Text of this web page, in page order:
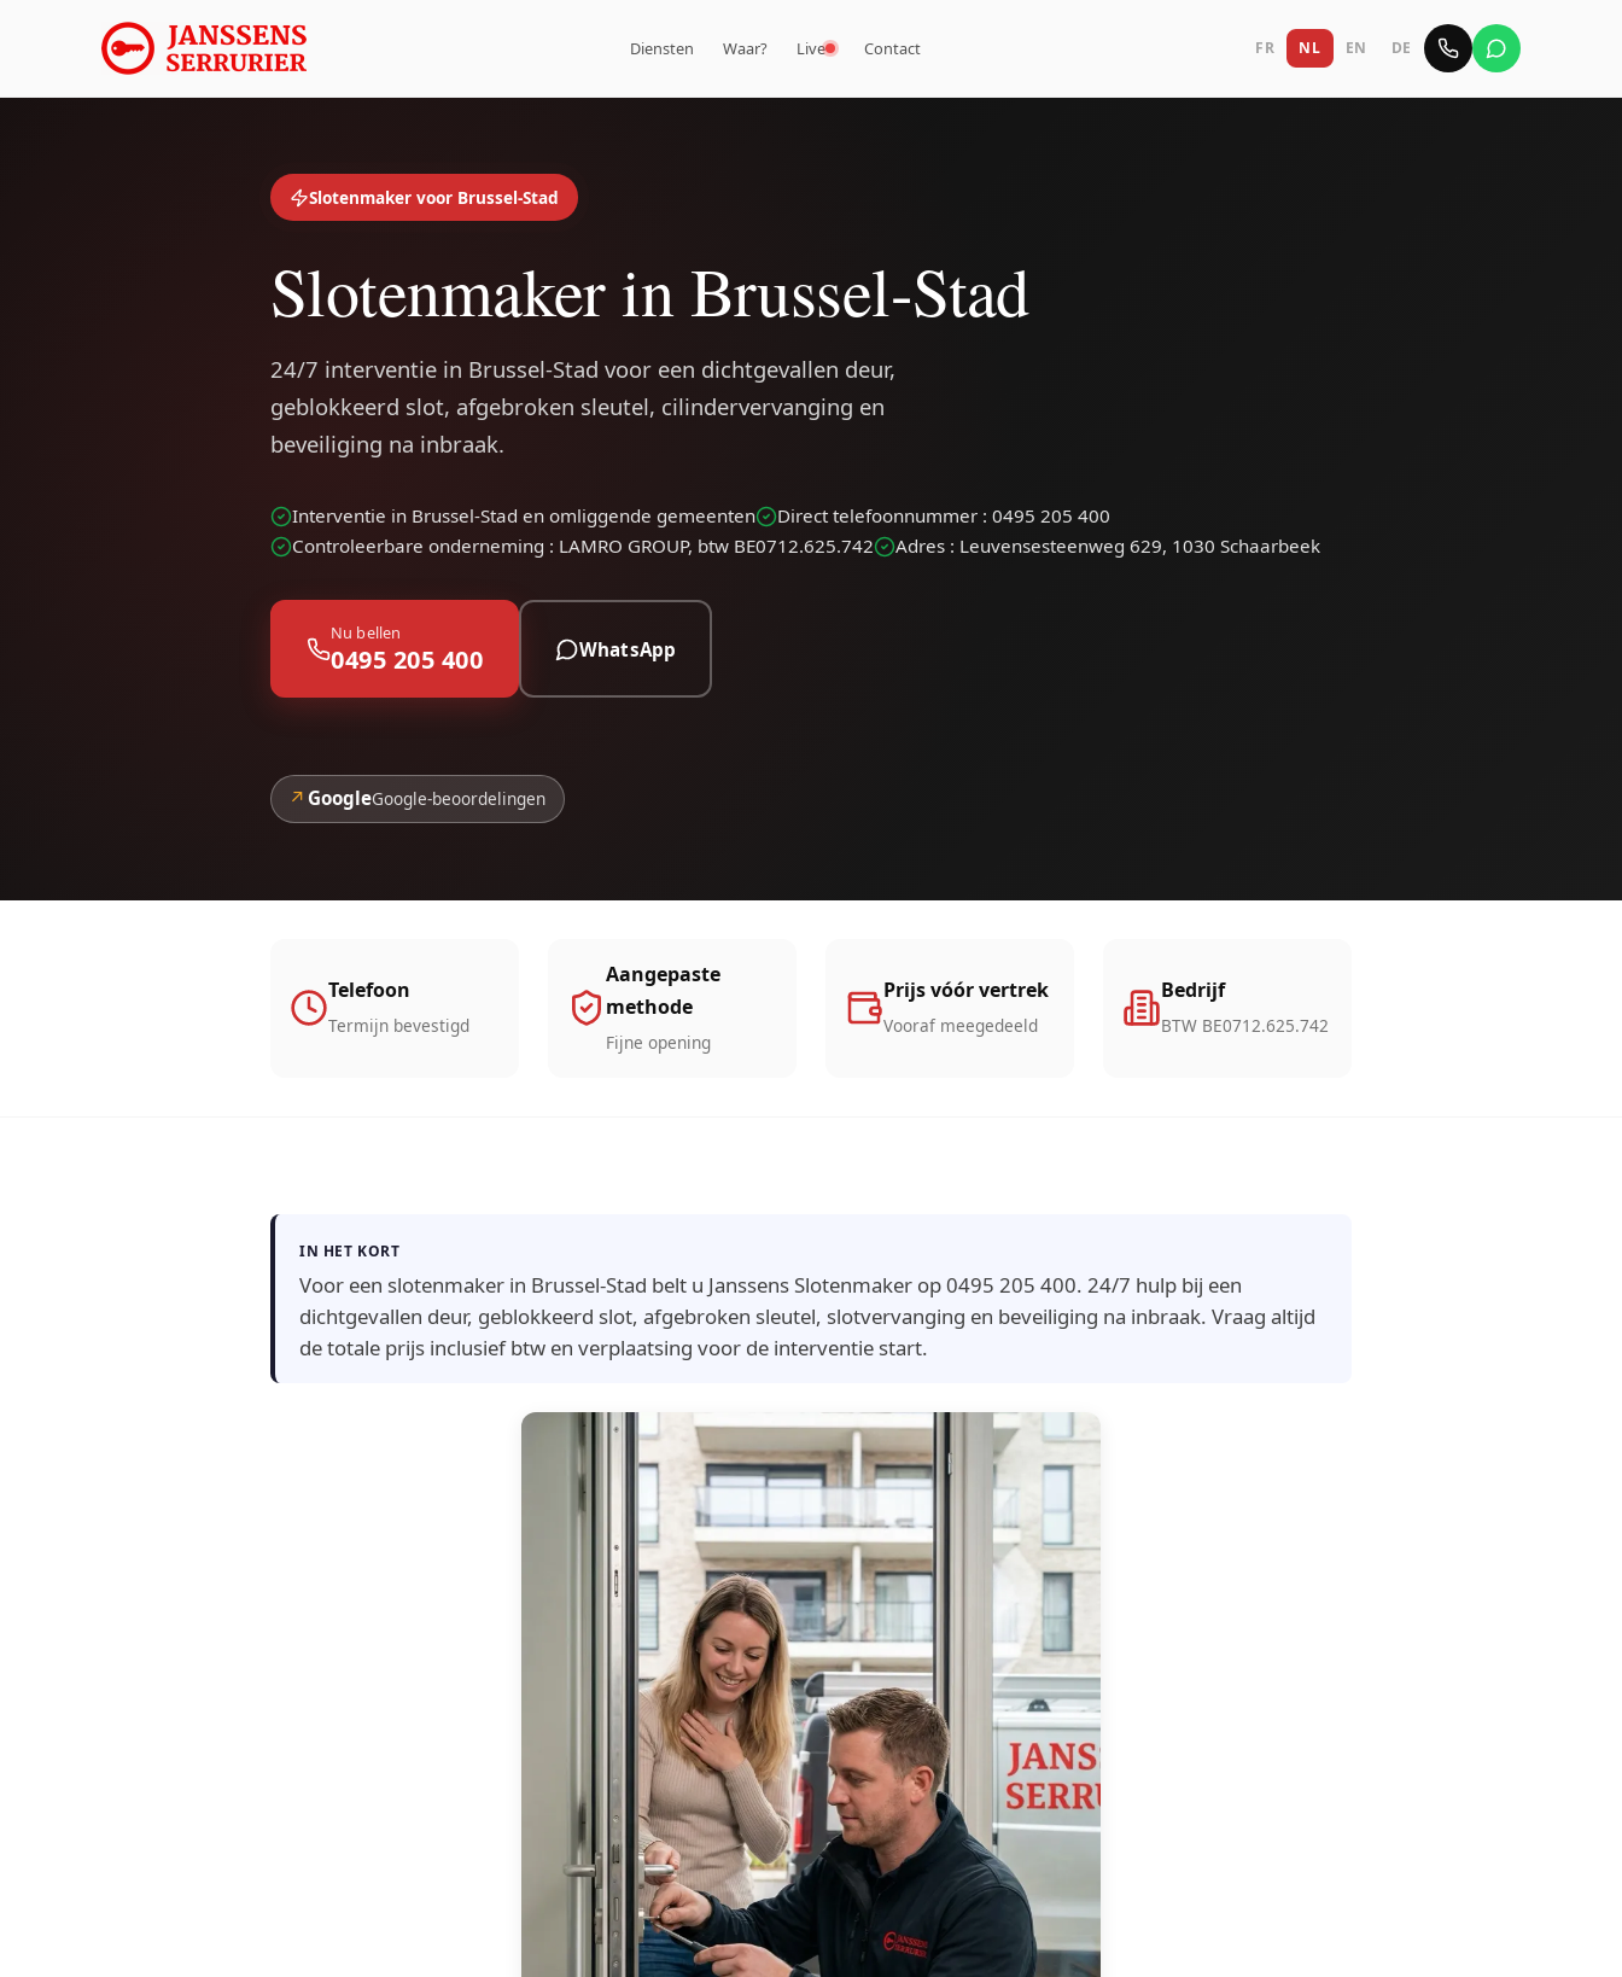
Diensten Waar? Live Contact FR NL EN DE
Slotenmaker voor Brussel-Stad
Slotenmaker in Brussel-Stad
24/7 interventie in Brussel-Stad voor een dichtgevallen deur,
geblokkeerd slot, afgebroken sleutel, cilindervervanging en
beveiliging na inbraak.
Interventie in Brussel-Stad en omliggende gemeenten
Direct telefoonnummer : 0495 205 400
Controleerbare onderneming : LAMRO GROUP, btw BE0712.625.742
Adres : Leuvensesteenweg 629, 1030 Schaarbeek
Nu bellen
0495 205 400 WhatsApp
↗ GoogleGoogle-beoordelingen
Telefoon
Termijn bevestigd
Aangepaste
methode
Fijne opening
Prijs vóór vertrek
Vooraf meegedeeld
Bedrijf
BTW BE0712.625.742
IN HET KORT
Voor een slotenmaker in Brussel-Stad belt u Janssens Slotenmaker op 0495 205 400. 24/7 hulp bij een
dichtgevallen deur, geblokkeerd slot, afgebroken sleutel, slotvervanging en beveiliging na inbraak. Vraag altijd
de totale prijs inclusief btw en verplaatsing voor de interventie start.